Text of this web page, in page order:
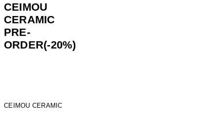
CEIMOU
CERAMIC
PRE-
ORDER(-20%)
CEIMOU CERAMIC